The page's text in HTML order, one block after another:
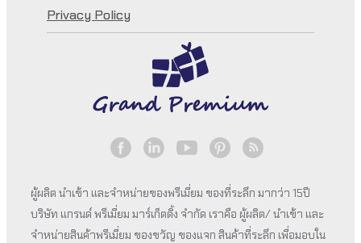
Privacy Policy
ผู้ผลิต นำเข้า และจำหน่ายของพรีเมี่ยม ของที่ระลึก มากว่า 15ปี
บริษัท แกรนด์ พรีเมี่ยม มาร์เก็ตติ้ง จำกัด เราคือ ผู้ผลิต/ นำเข้า และ
จำหน่ายสินค้าพรีเมี่ยม ของขวัญ ของแจก สินค้าที่ระลึก เพื่อมอบใน